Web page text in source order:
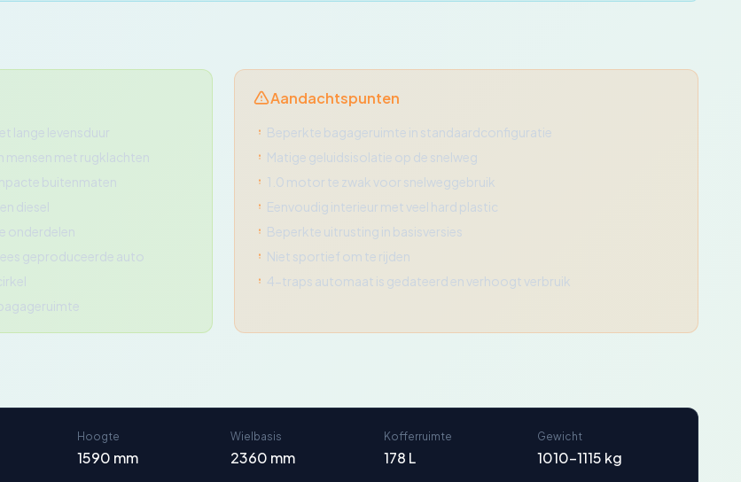
lange levensduur
mensen met rugklachten
buitenmaten
diesel
onderdelen
geproduceerde auto
Aandachtspunten
Beperkte bagageruimte in standaardconfiguratie
Matige geluidsisolatie op de snelweg
1.0 motor te zwak voor snelweggebruik
Eenvoudig interieur met veel hard plastic
Beperkte uitrusting in basisversies
Niet sportief om te rijden
4-traps automaat is gedateerd en verhoogt verbruik
Hoogte
1590 mm
Wielbasis
2360 mm
Kofferruimte
178 L
Gewicht
1010-1115 kg